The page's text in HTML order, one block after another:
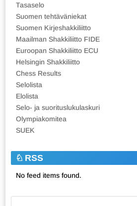
Tasaselo
Suomen tehtäväniekat
Suomen Kirjeshakkiliitto
Maailman Shakkiliitto FIDE
Euroopan Shakkiliitto ECU
Helsingin Shakkiliitto
Chess Results
Selolista
Elolista
Selo- ja suorituslukulaskuri
Olympiakomitea
SUEK
RSS
No feed items found.